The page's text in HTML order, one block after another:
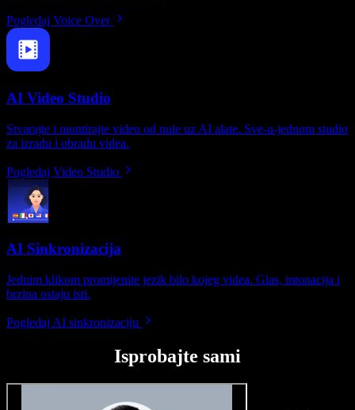
Pogledaj Voice Over
AI Video Studio
Stvarajte i montirajte video od nule uz AI alate. Sve-u-jednom studio
za izradu i obradu videa.
Pogledaj Video Studio
AI Sinkronizacija
Jednim klikom promijenite jezik bilo kojeg videa. Glas, intonacija i
brzina ostaju isti.
Pogledaj AI sinkronizaciju
Isprobajte sami